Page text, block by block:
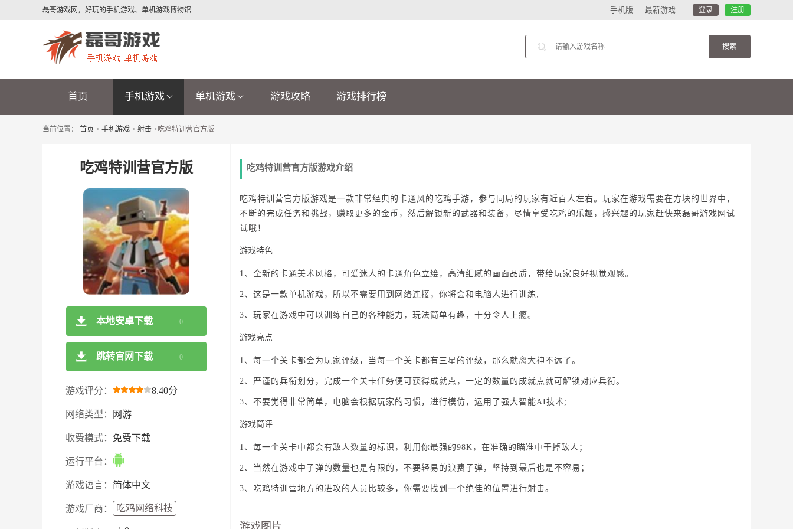
磊哥游戏网，好玩的手机游戏、单机游戏博物馆 最新游戏
手机版 登录 注册
首页 手机游戏 单机游戏 游戏攻略 游戏排行榜
当前位置： 首页 > 手机游戏 > 射击 >吃鸡特训营官方版
吃鸡特训营官方版
本地安卓下载 0
跳转官网下载 0
游戏评分： 8.40分
网络类型： 网游
收费模式： 免费下载
运行平台：
游戏语言： 简体中文
游戏厂商： 吃鸡网络科技
吃鸡特训营官方版游戏介绍
吃鸡特训营官方版游戏是一款非常经典的卡通风的吃鸡手游，参与同局的玩家有近百人左右。玩家在游戏需要在方块的世界中，
不断的完成任务和挑战，赚取更多的金币，然后解锁新的武器和装备，尽情享受吃鸡的乐趣，感兴趣的玩家赶快来磊哥游戏网试
试哦！
游戏特色
1、全新的卡通美术风格，可爱迷人的卡通角色立绘，高清细腻的画面品质，带给玩家良好视觉观感。
2、这是一款单机游戏，所以不需要用到网络连接，你将会和电脑人进行训练;
3、玩家在游戏中可以训练自己的各种能力，玩法简单有趣，十分令人上瘾。
游戏亮点
1、每一个关卡都会为玩家评级，当每一个关卡都有三星的评级，那么就离大神不远了。
2、严谨的兵衔划分，完成一个关卡任务便可获得成就点，一定的数量的成就点就可解锁对应兵衔。
3、不要觉得非常简单，电脑会根据玩家的习惯，进行模仿，运用了强大智能AI技术;
游戏简评
1、每一个关卡中都会有敌人数量的标识，利用你最强的98K，在准确的瞄准中干掉敌人；
2、当然在游戏中子弹的数量也是有限的，不要轻易的浪费子弹，坚持到最后也是不容易；
3、吃鸡特训营地方的进攻的人员比较多，你需要找到一个绝佳的位置进行射击。
游戏图片